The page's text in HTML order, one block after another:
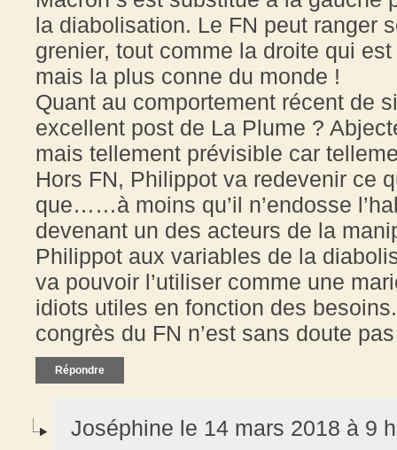
la diabolisation. Le FN peut ranger
grenier, tout comme la droite qui
mais la plus conne du monde !
Quant au comportement récent de
excellent post de La Plume ?
mais tellement prévisible car
Hors FN, Philippot va redevenir ce
que……à moins qu’il n’endosse
devenant un des acteurs de la
Philippot aux variables de la
va pouvoir l’utiliser comme une
idiots utiles en fonction des
congrès du FN n’est sans doute
Répondre
Joséphine le 14 mars 2018 à 9